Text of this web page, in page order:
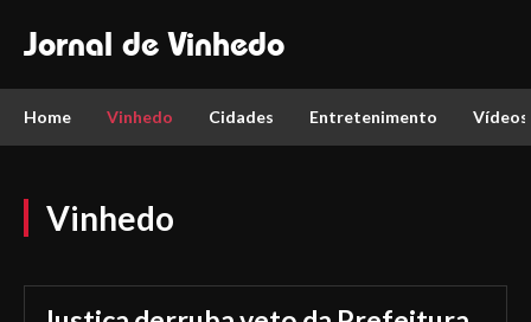
Jornal de Vinhedo
Home Vinhedo Cidades Entretenimento Vídeos
Vinhedo